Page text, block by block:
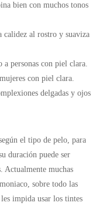
bien con muchos tonos
calidez al rostro y suaviza
personas con piel clara.
con piel clara.
delgadas y ojos
el tipo de pelo, para
duración puede ser
Actualmente muchas
sobre todo las
impida usar los tintes